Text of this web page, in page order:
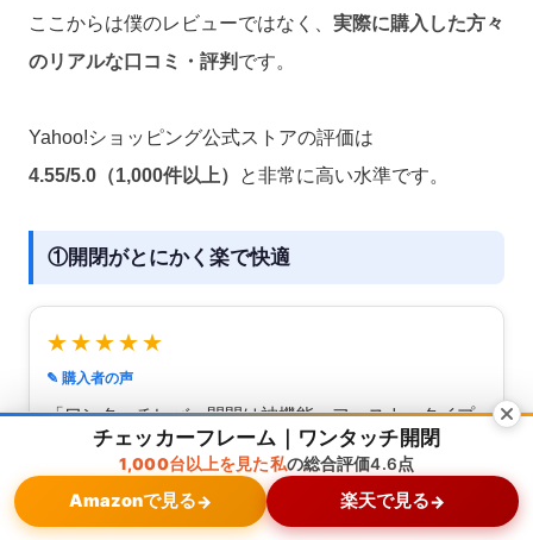
ここからは僕のレビューではなく、 実際に購入した方々
のリアルな口コミ・評判 です。
Yahoo!ショッピング公式ストアの評価は
4.55/5.0（1,000件以上）
と非常に高い水準です。
①開閉がとにかく楽で快適
★★★★★
✎ 購入者の声
「ワンタッチレバー開閉は神機能。ファスナータイプ
にはもう戻れません。開け閉めが本当にストレスフリ
メニュー ホーム 検索 トップ サイドバー
チェッカーフレーム｜ワンタッチ開閉
1,000台以上を見た私の総合評価4.6点
Amazonで見る→ 楽天で見る→